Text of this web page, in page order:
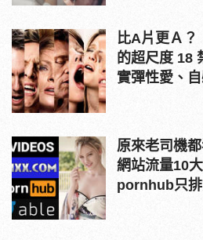
比A片更Ａ？
的超尺度 18
實彈性愛、
原來老司機
網站流量10
pornhub只